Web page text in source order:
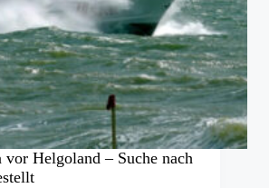
Helgoland – Suche nach